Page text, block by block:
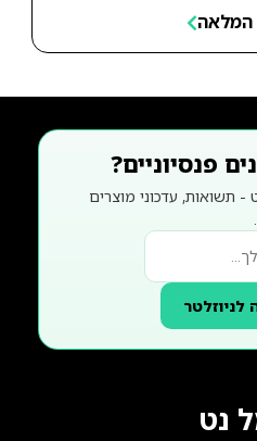
המלאה
פנסיוניים?
- תשואות, עדכוני מוצרים
נט